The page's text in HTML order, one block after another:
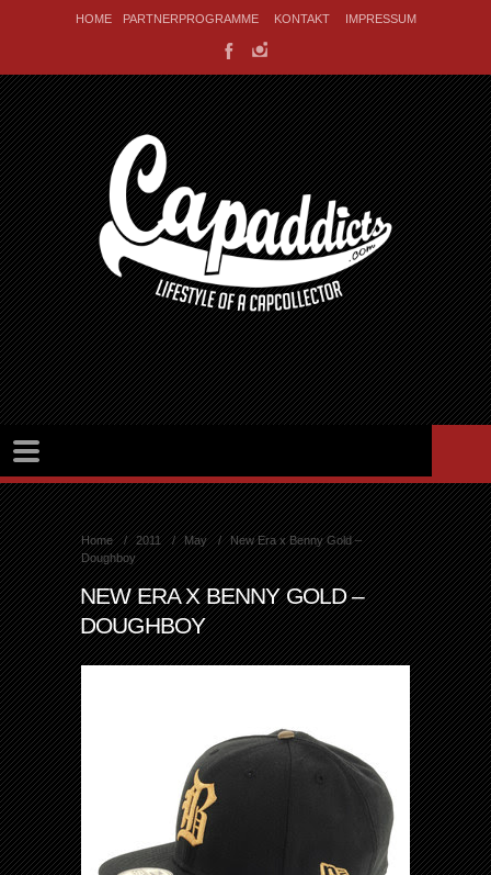
HOME PARTNERPROGRAMME KONTAKT IMPRESSUM
Home 2011 May
New Era x Benny Gold –
Doughboy
NEW ERA X BENNY GOLD –
DOUGHBOY